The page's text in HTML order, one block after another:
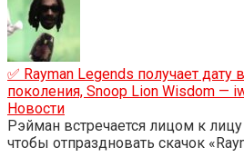
✅ Rayman Legends получает
поколения, Snoop Lion Wisdom —
Новости
Рэйман встречается лицом к
чтобы отпраздновать скачок